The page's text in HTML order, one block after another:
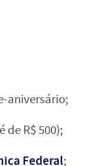
aniversário;
R$ 500);
Federal;